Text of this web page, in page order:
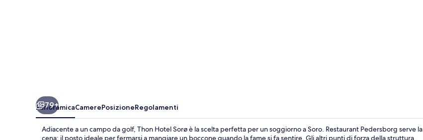
79+
PanoramicaCamerePosizioneRegolamenti
Adiacente a un campo da golf, Thon Hotel Sorø è la scelta perfetta per un soggiorno a Soro. Restaurant Pedersborg serve la
cena: il posto ideale per fermarsi a mangiare un boccone quando la fame si fa sentire. Gli altri punti di forza della struttura